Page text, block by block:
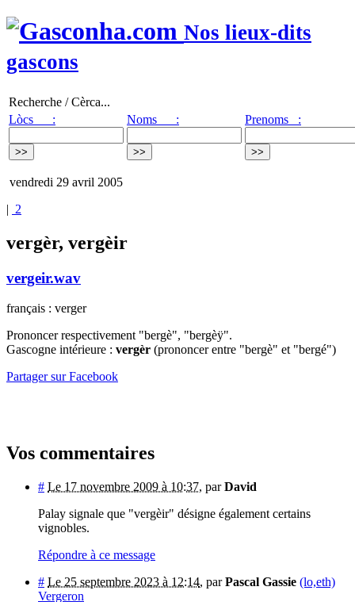
Nos lieux-dits
gascons
Recherche / Cèrca...
Lòcs :
Noms : Prenoms :
vendredi 29 avril 2005
| 2
vergèr, vergèir
vergeir.wav
français : verger
Prononcer respectivement "bergè", "bergèÿ".
Gascogne intérieure : vergèr (prononcer entre "bergè" et "bergé")
Partager sur Facebook
Vos commentaires
# Le 17 novembre 2009 à 10:37, parDavid
Palay signale que "vergèir" désigne également certains
vignobles.
Répondre à ce message
# Le 25 septembre 2023 à 12:14, parPascal Gassie (lo,eth)
Vergeron